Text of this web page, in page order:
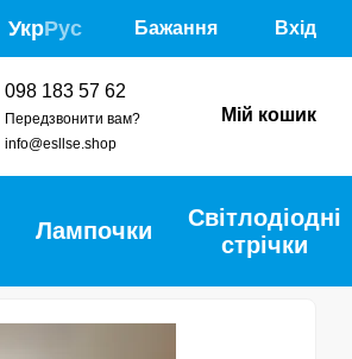
УкрРус Бажання Вхід
098 183 57 62
Передзвонити вам?
info@esllse.shop
Мій кошик
Лампочки
Світлодіодні
стрічки